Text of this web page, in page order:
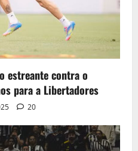
estreante contra o
para a Libertadores
20